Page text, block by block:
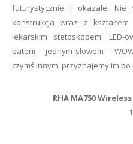
futurystycznie i okazale. Nie
konstrukcja wraz z
lekarskim stetoskopem. LED-
baterii – jednym słowem –
czymś innym, przyznajemy im po
RHA MA750 Wireless